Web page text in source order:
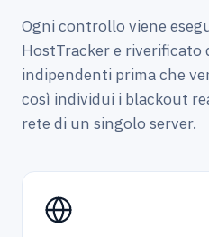
Ogni controllo viene
HostTracker e riverificato
indipendenti prima che
così individui i blackout
rete di un singolo server.